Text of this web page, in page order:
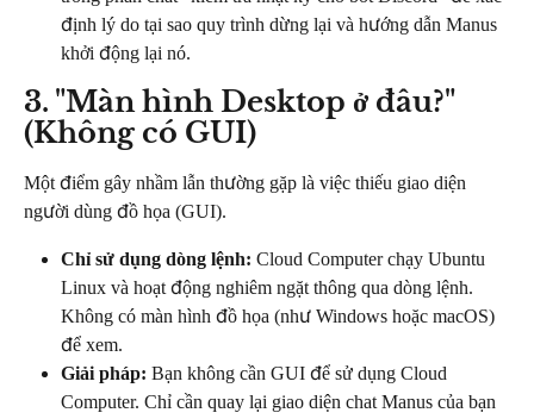
định lý do tại sao quy trình dừng lại và hướng dẫn Manus
khởi động lại nó.
3. "Màn hình Desktop ở đâu?"
(Không có GUI)
Một điểm gây nhầm lẫn thường gặp là việc thiếu giao diện
người dùng đồ họa (GUI).
Chỉ sử dụng dòng lệnh: Cloud Computer chạy Ubuntu
Linux và hoạt động nghiêm ngặt thông qua dòng lệnh.
Không có màn hình đồ họa (như Windows hoặc macOS)
để xem.
Giải pháp: Bạn không cần GUI để sử dụng Cloud
Computer. Chỉ cần quay lại giao diện chat Manus của bạn